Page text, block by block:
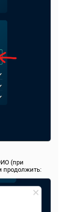
(при
продолжить: